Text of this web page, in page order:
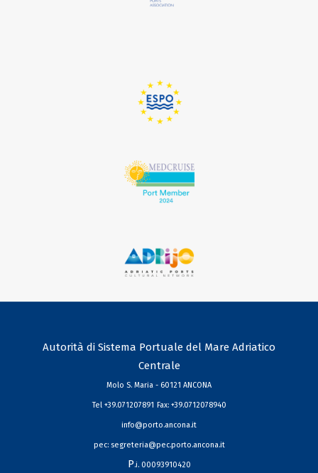
Autorità di Sistema Portuale del Mare Adriatico
Centrale
Molo S. Maria - 60121 ANCONA
Tel +39.071207891 Fax: +39.0712078940
info@porto.ancona.it
pec: segreteria@pec.porto.ancona.it
P.i. 00093910420